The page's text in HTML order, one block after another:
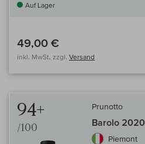
Auf Lager
49,00 €
inkl. MwSt, zzgl. Versand
94+
/100
Prunotto
Barolo 2020
Piemont